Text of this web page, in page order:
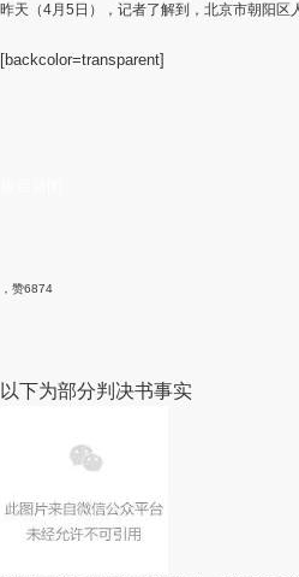
昨天（4月5日），记者了解到，北京市朝阳
[backcolor=transparent]
，赞6874
以下为部分判决书事实